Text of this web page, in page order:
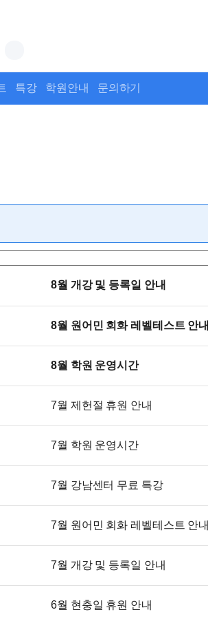
특강 학원안내 문의하기
8월 개강 및 등록일 안내
8월 원어민 회화 레벨테스트 안내
8월 학원 운영시간
7월 제헌절 휴원 안내
7월 학원 운영시간
7월 강남센터 무료 특강
7월 원어민 회화 레벨테스트 안내
7월 개강 및 등록일 안내
6월 현충일 휴원 안내